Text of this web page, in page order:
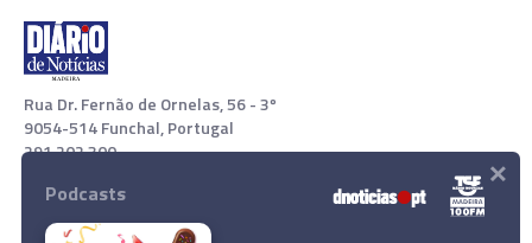
Rua Dr. Fernão de Ornelas, 56 - 3º
9054-514 Funchal, Portugal
291 202 300
Download App
Podcasts ×